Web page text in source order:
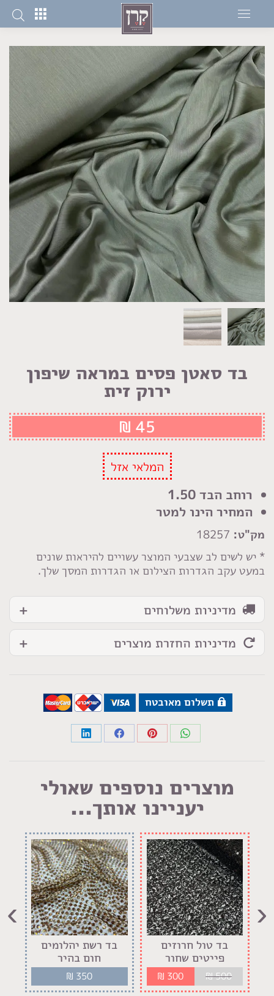
בד סאטן פסים במראה שיפון
ירוק זית
רוחב הבד 1.50
המחיר הינו למטר
מק"ט:
* יש לשים לב שצבעי המוצר עשויים להיראות שונים
במעט עקב הגדרות הצילום או הגדרות המסך שלך.
₪ 45
המלאי אזל
מדיניות משלוחים
מדיניות החזרת מוצרים
תשלום מאובטח
Share
Share
Share
Share
LinkedIn
מוצרים נוספים שאולי
יעניינו אותך...
בד טול חרוזים
פייטים שחור
₪500
₪ 300
בד רשת יהלומים
חום בהיר
₪ 350
‹
›